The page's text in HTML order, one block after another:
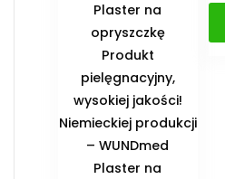
Plaster na
opryszczkę
Produkt
pielęgnacyjny,
wysokiej jakości!
Niemieckiej produkcji
– WUNDmed
Plaster na